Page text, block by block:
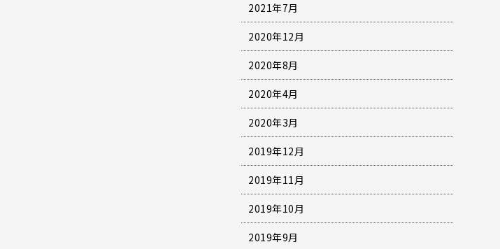
2021年7月
2020年12月
2020年8月
2020年4月
2020年3月
2019年12月
2019年11月
2019年10月
2019年9月